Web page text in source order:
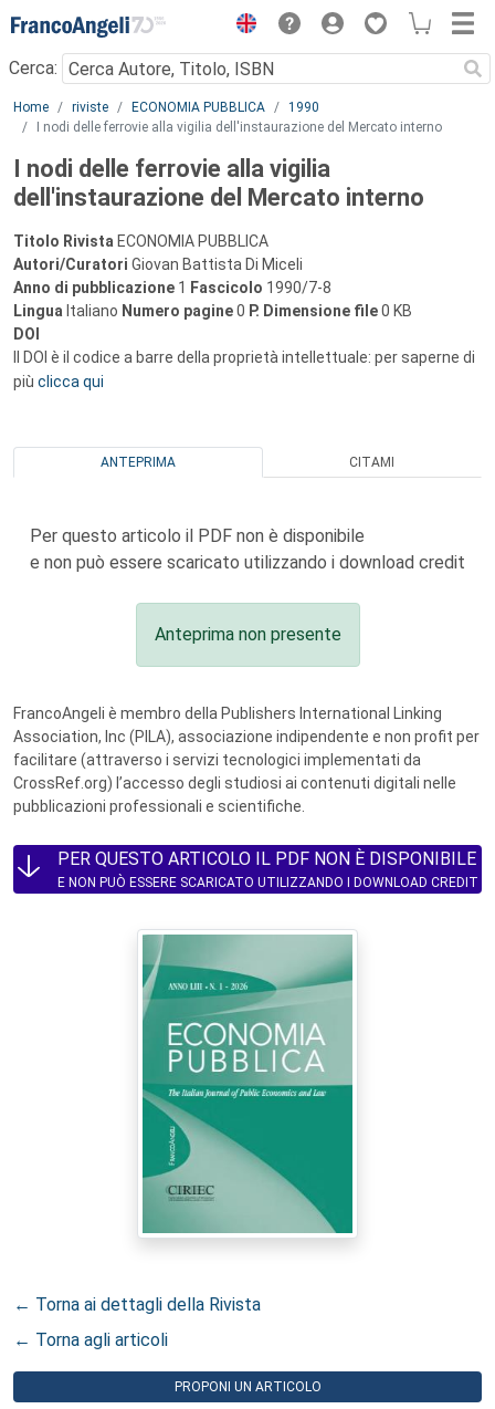
Menu
Cerca:
Main content
Home riviste ECONOMIA PUBBLICA
1990
I nodi delle ferrovie alla vigilia dell'instaurazione del Mercato interno
I nodi delle ferrovie alla vigilia
dell'instaurazione del Mercato interno
Titolo Rivista ECONOMIA PUBBLICA
Autori/Curatori Giovan Battista Di Miceli
Anno di pubblicazione 1 Fascicolo 1990/7-8
Lingua Italiano Numero pagine0 P. Dimensione file0 KB
DOI
Il DOI è il codice a barre della proprietà intellettuale: per saperne di
più clicca qui
ANTEPRIMA CITAMI
Per questo articolo il PDF non è disponibile
e non può essere scaricato utilizzando i download credit
Anteprima non presente
FrancoAngeli è membro della Publishers International Linking
Association, Inc (PILA), associazione indipendente e non profit per
facilitare (attraverso i servizi tecnologici implementati da
CrossRef.org) l’accesso degli studiosi ai contenuti digitali nelle
pubblicazioni professionali e scientifiche.
PER QUESTO ARTICOLO IL PDF NON È DISPONIBILE
E NON PUÒ ESSERE SCARICATO UTILIZZANDO I DOWNLOAD CREDIT
← Torna ai dettagli della Rivista
← Torna agli articoli
PROPONI UN ARTICOLO